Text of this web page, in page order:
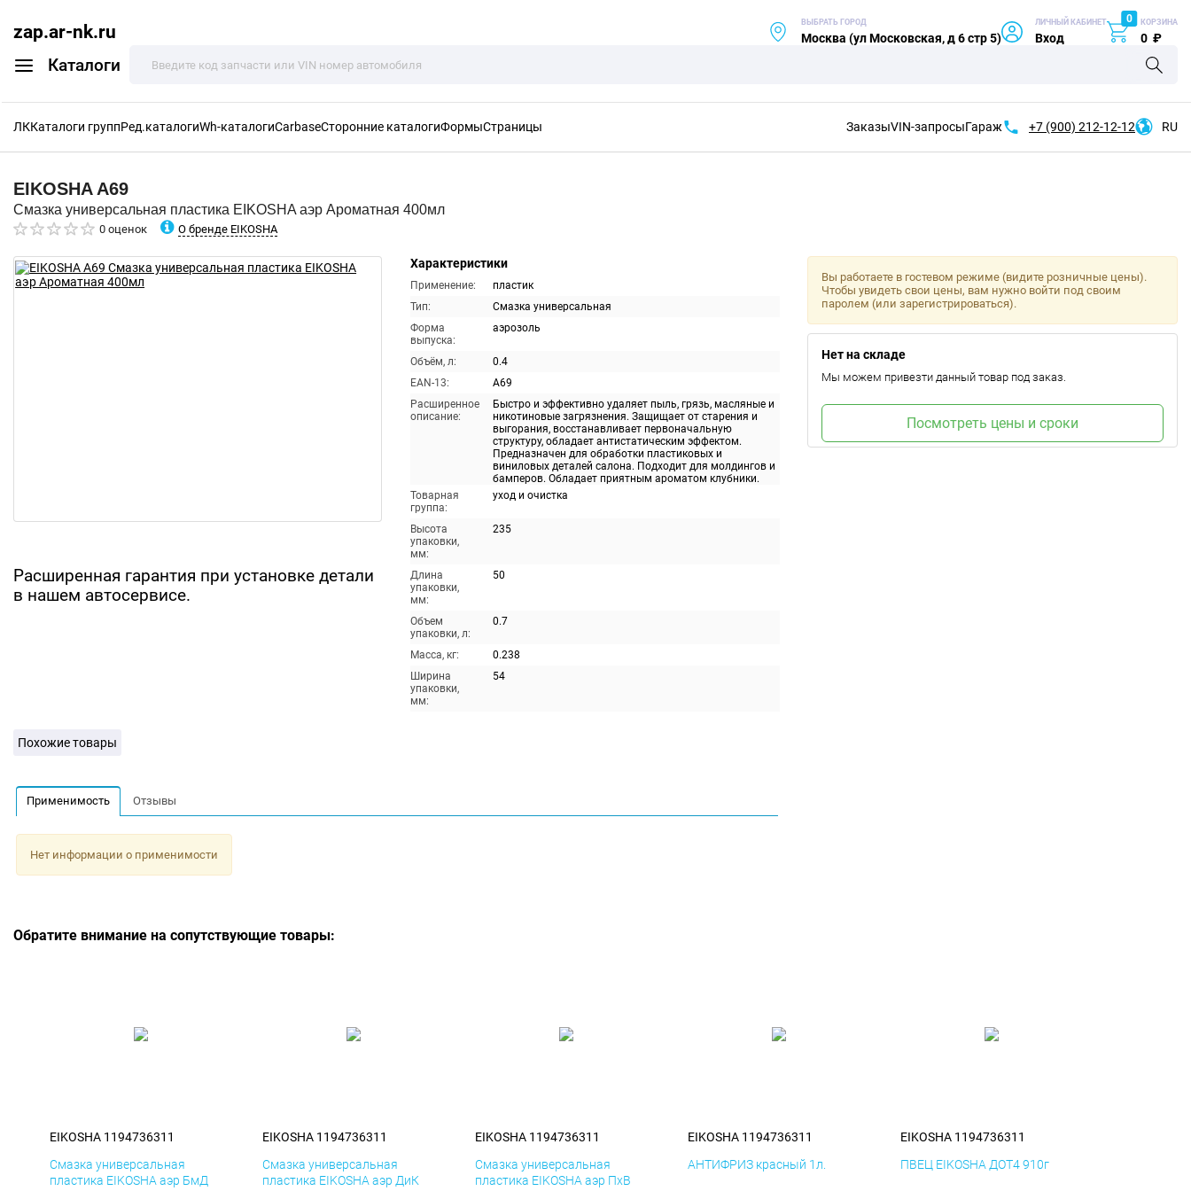
zap.ar-nk.ru
Каталоги
ВЫБРАТЬ ГОРОД
Москва (ул Московская, д 6 стр 5)
ЛИЧНЫЙ КАБИНЕТ
Вход
0 КОРЗИНА
0 ₽
ЛККаталоги группРед.каталогиWh-каталогиCarbaseСторонние каталогиФормыСтраницы ЗаказыVIN-запросыГараж +7 (900) 212-12-12 RU
EIKOSHA A69
Смазка универсальная пластика EIKOSHA аэр Ароматная 400мл
0 оценок О бренде EIKOSHA
Расширенная гарантия при установке детали
в нашем автосервисе.
Характеристики
Применение:
пластик
Тип:
Смазка универсальная
Форма
выпуска:
аэрозоль
Объём, л:
0.4
EAN-13:
A69
Расширенное
описание:
Быстро и эффективно удаляет пыль, грязь, масляные и
никотиновые загрязнения. Защищает от старения и
выгорания, восстанавливает первоначальную
структуру, обладает антистатическим эффектом.
Предназначен для обработки пластиковых и
виниловых деталей салона. Подходит для молдингов и
бамперов. Обладает приятным ароматом клубники.
Товарная
группа:
уход и очистка
Высота
упаковки,
мм:
235
Длина
упаковки,
мм:
50
Объем
упаковки, л:
0.7
Масса, кг:
0.238
Ширина
упаковки,
мм:
54
Вы работаете в гостевом режиме (видите розничные цены).
Чтобы увидеть свои цены, вам нужно войти под своим
паролем (или зарегистрироваться).
Нет на складе
Мы можем привезти данный товар под заказ.
Посмотреть цены и сроки
Похожие товары
Применимость Отзывы
Нет информации о применимости
Обратите внимание на сопутствующие товары:
EIKOSHA 1194736311
Смазка универсальная
пластика EIKOSHA аэр БмД
EIKOSHA 1194736311
Смазка универсальная
пластика EIKOSHA аэр ДиК
EIKOSHA 1194736311
Смазка универсальная
пластика EIKOSHA аэр ПхВ
EIKOSHA 1194736311
АНТИФРИЗ красный 1л.
EIKOSHA 1194736311
ПВЕЦ EIKOSHA ДОТ4 910г